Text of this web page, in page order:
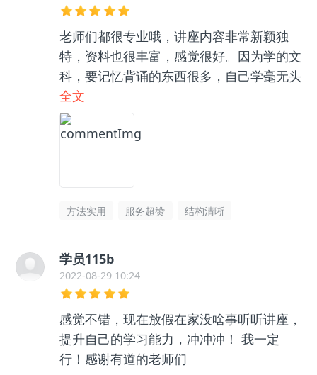
老师们都很专业哦，讲座内容非常新颖独
特，资料也很丰富，感觉很好。因为学的文
科，要记忆背诵的东西很多，自己学毫无头
绪，和咨询老师聊了之后收获很大，逻辑框
架清晰了很多，总之很推荐👍🏻
全文
方法实用 服务超赞 结构清晰
学员115b
2022-08-29 10:24
感觉不错，现在放假在家没啥事听听讲座，
提升自己的学习能力，冲冲冲！ 我一定
行！感谢有道的老师们